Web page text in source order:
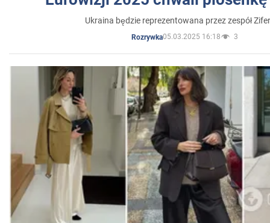
Ukraina będzie reprezentowana przez zespół
Rozrywka05.03.2025 16:18 3